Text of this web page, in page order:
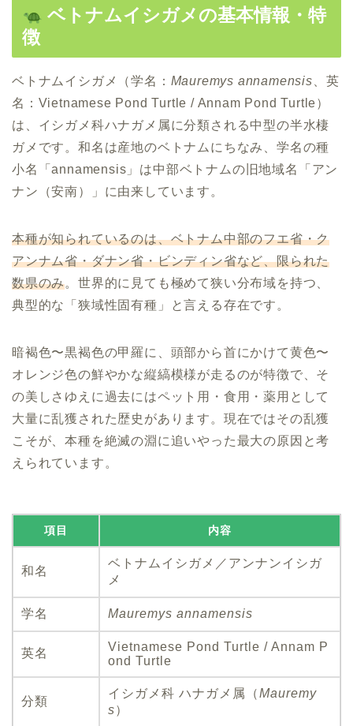
ベトナムイシガメの基本情報・特
徴
ベトナムイシガメ（学名： Mauremys annamensis 、英
名：Vietnamese Pond Turtle / Annam Pond Turtle）
は、イシガメ科ハナガメ属に分類される中型の半水棲
ガメです。和名は産地のベトナムにちなみ、学名の種
小名「annamensis」は中部ベトナムの旧地域名「アン
ナン（安南）」に由来しています。
本種が知られているのは、ベトナム中部のフエ省・ク
アンナム省・ダナン省・ビンディン省など、限られた
数県のみ。世界的に見ても極めて狭い分布域を持つ、
典型的な「狭域性固有種」と言える存在です。
暗褐色〜黒褐色の甲羅に、頭部から首にかけて黄色〜
オレンジ色の鮮やかな縦縞模様が走るのが特徴で、そ
の美しさゆえに過去にはペット用・食用・薬用として
大量に乱獲された歴史があります。現在ではその乱獲
こそが、本種を絶滅の淵に追いやった最大の原因と考
えられています。
項目 内容
和名
ベトナムイシガメ／アンナンイシガ
メ
学名 Mauremys annamensis
英名
Vietnamese Pond Turtle / Annam P
ond Turtle
分類
イシガメ科 ハナガメ属（Mauremy
s）